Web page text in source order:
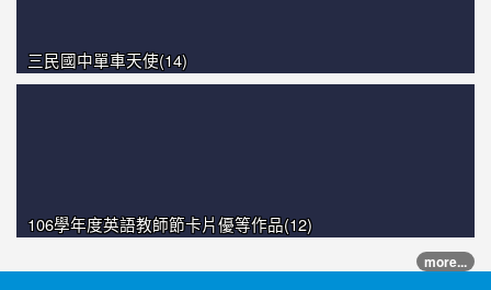
三民國中單車天使(14)
106學年度英語教師節卡片優等作品(12)
more...